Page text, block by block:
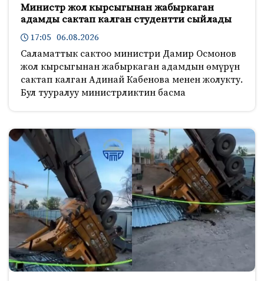
Министр жол кырсыгынан жабыркаган
адамды сактап калган студентти сыйлады
17:05 06.08.2026
Саламаттык сактоо министри Дамир Осмонов
жол кырсыгынан жабыркаган адамдын өмүрүн
сактап калган Адинай Кабенова менен жолукту.
Бул тууралуу министрликтин басма